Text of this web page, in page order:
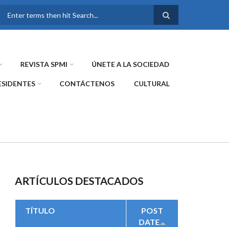
FORMULARIO DE
REVISTA SPMI ÚNETE A LA SOCIEDAD
CONTÁCTENOS CULTURAL
ARTÍCULOS DESTACADOS
TÍTULO
POST
DATE